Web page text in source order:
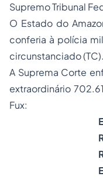
Supremo Tribunal
O Estado do
conferia à polícia
circunstanciado (TC).
A Suprema Corte
extraordinário
Fux: